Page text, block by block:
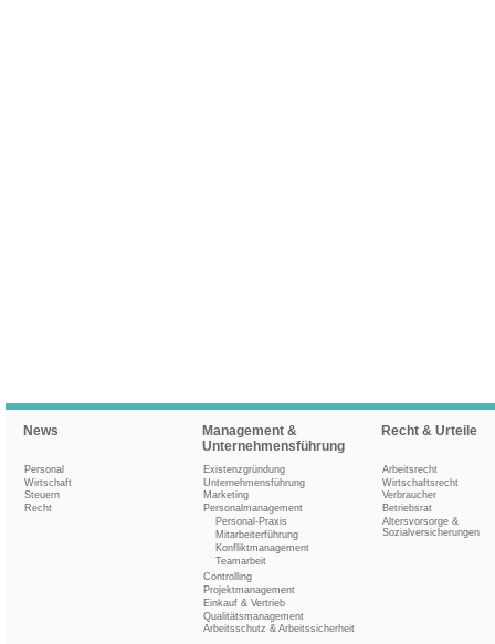
News
Personal
Wirtschaft
Steuern
Recht
Management &
Unternehmensführung
Existenzgründung
Unternehmensführung
Marketing
Personalmanagement
Personal-Praxis
Mitarbeiterführung
Konfliktmanagement
Teamarbeit
Controlling
Projektmanagement
Einkauf & Vertrieb
Qualitätsmanagement
Arbeitsschutz & Arbeitssicherheit
Recht & Urteile
Arbeitsrecht
Wirtschaftsrecht
Verbraucher
Betriebsrat
Altersvorsorge &
Sozialversicherungen